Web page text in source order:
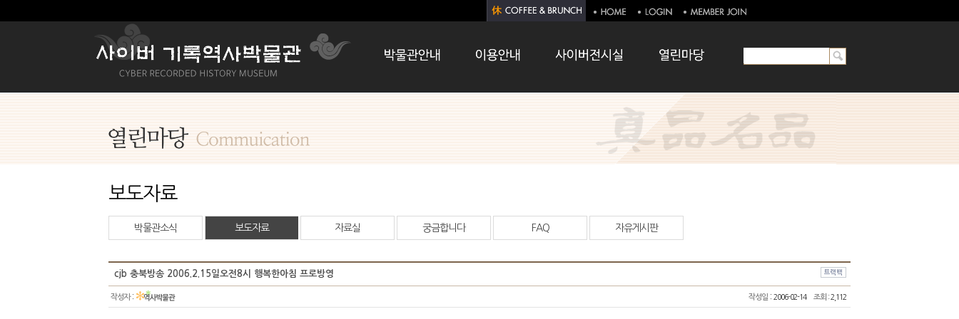
보도자료
박물관소식 보도자료 자료실 궁금합니다 FAQ 자유게시판
cjb 충북방송 2006.2.15일오전8시 행복한아침 프로방영
작성자: 작성일 : 2006-02-14 조회 : 2,112